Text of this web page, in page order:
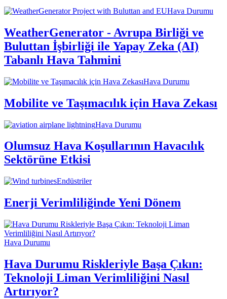
Hava Durumu
WeatherGenerator - Avrupa Birliği ve
Buluttan İşbirliği ile Yapay Zeka (AI)
Tabanlı Hava Tahmini
Hava Durumu
Mobilite ve Taşımacılık için Hava Zekası
Hava Durumu
Olumsuz Hava Koşullarının Havacılık
Sektörüne Etkisi
Endüstriler
Enerji Verimliliğinde Yeni Dönem
Hava Durumu
Hava Durumu Riskleriyle Başa Çıkın:
Teknoloji Liman Verimliliğini Nasıl
Artırıyor?